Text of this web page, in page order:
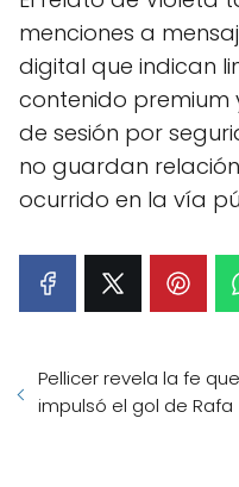
menciones a
digital que indican
contenido premium
de sesión por
no guardan
ocurrido en la vía
Pellicer revela la fe que
impulsó el gol de Rafa